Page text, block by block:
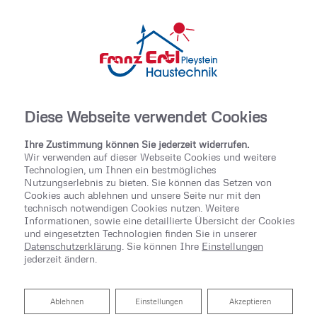
Diese Webseite verwendet Cookies
Ihre Zustimmung können Sie jederzeit widerrufen.
Wir verwenden auf dieser Webseite Cookies und weitere
Technologien, um Ihnen ein bestmögliches
Nutzungserlebnis zu bieten. Sie können das Setzen von
Cookies auch ablehnen und unsere Seite nur mit den
technisch notwendigen Cookies nutzen. Weitere
Informationen, sowie eine detaillierte Übersicht der Cookies
und eingesetzten Technologien finden Sie in unserer
Datenschutzerklärung . Sie können Ihre Einstellungen
jederzeit ändern.
Akzeptieren
Einstellungen
Ablehnen
Ablehnen